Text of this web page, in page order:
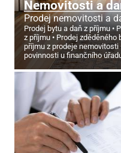
Nemovitosti a
Prodej nemovitosti a
Prodej bytu a daň z příjmu
z příjmu
Prodej zděděného
příjmu z prodeje nemovitosti
povinnosti u finančního